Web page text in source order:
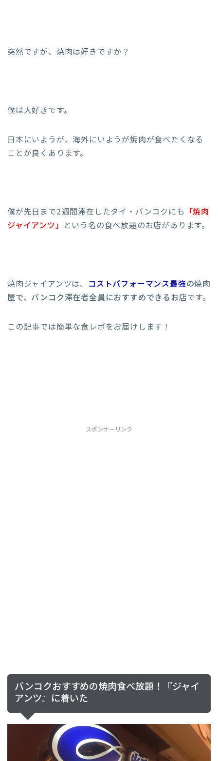
突然ですが、焼肉は好きですか？
僕は大好きです。
日本にいようが、海外にいようが焼肉が食べたくなる
ことが良くあります。
僕が先日まで2週間滞在したタイ・バンコクにも 「焼肉
ジャイアンツ」
という名の食べ放題のお店があります。
焼肉ジャイアンツは、 コストパフォーマンス最強の焼肉
屋で、バンコク滞在者全員におすすめできるお店です。
この記事では簡単な食レポをお届けします！
スポンサーリンク
バンコクおすすめの焼肉食べ放題！『ジャイ
アンツ』に着いた